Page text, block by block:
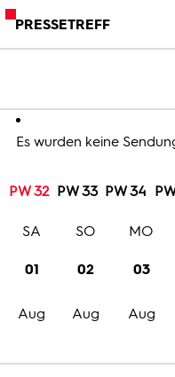
PRESSETREFF
Es wurden keine
PW 32 PW 33 PW 34
01
Aug
SA
02
Aug
SO
03
Aug
MO